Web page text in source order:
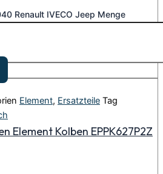
Renault IVECO Jeep Menge
Element, Ersatzteile Tag
Element Kolben EPPK627P2Z